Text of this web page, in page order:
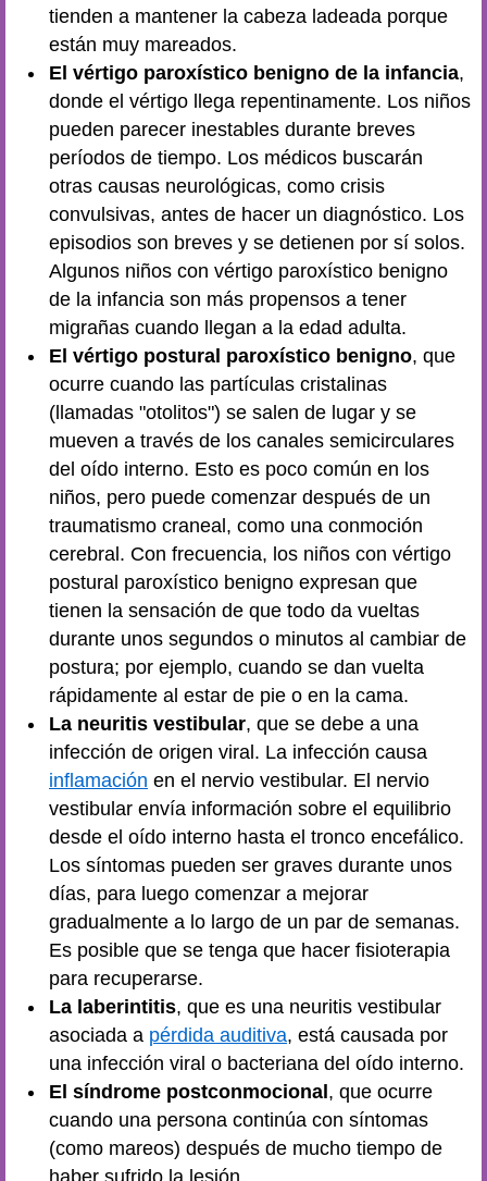
tienden a mantener la cabeza ladeada porque
están muy mareados.
El vértigo paroxístico benigno de la infancia,
donde el vértigo llega repentinamente. Los niños
pueden parecer inestables durante breves
períodos de tiempo. Los médicos buscarán
otras causas neurológicas, como crisis
convulsivas, antes de hacer un diagnóstico. Los
episodios son breves y se detienen por sí solos.
Algunos niños con vértigo paroxístico benigno
de la infancia son más propensos a tener
migrañas cuando llegan a la edad adulta.
El vértigo postural paroxístico benigno, que
ocurre cuando las partículas cristalinas
(llamadas "otolitos") se salen de lugar y se
mueven a través de los canales semicirculares
del oído interno. Esto es poco común en los
niños, pero puede comenzar después de un
traumatismo craneal, como una conmoción
cerebral. Con frecuencia, los niños con vértigo
postural paroxístico benigno expresan que
tienen la sensación de que todo da vueltas
durante unos segundos o minutos al cambiar de
postura; por ejemplo, cuando se dan vuelta
rápidamente al estar de pie o en la cama.
La neuritis vestibular, que se debe a una
infección de origen viral. La infección causa
inflamación en el nervio vestibular. El nervio
vestibular envía información sobre el equilibrio
desde el oído interno hasta el tronco encefálico.
Los síntomas pueden ser graves durante unos
días, para luego comenzar a mejorar
gradualmente a lo largo de un par de semanas.
Es posible que se tenga que hacer fisioterapia
para recuperarse.
La laberintitis, que es una neuritis vestibular
asociada a pérdida auditiva, está causada por
una infección viral o bacteriana del oído interno.
El síndrome postconmocional , que ocurre
cuando una persona continúa con síntomas
(como mareos) después de mucho tiempo de
haber sufrido la lesión.